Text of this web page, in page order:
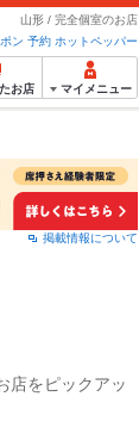
山形 / 完全個室のお店
ン 予約 ホットペッパー
お店 マイメニュー
掲載情報について
店をピックアッ